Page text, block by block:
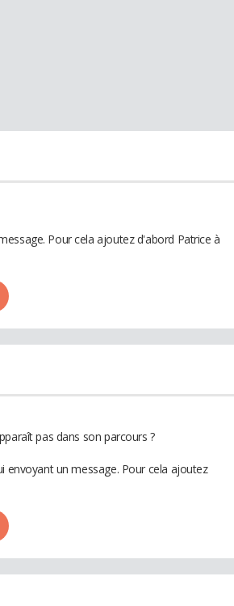
Pour cela ajoutez d'abord Patrice à
pas dans son parcours ?
envoyant un message. Pour cela ajoutez